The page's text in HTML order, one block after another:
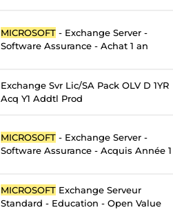
MICROSOFT - Exchange Server -
Software Assurance - Achat 1 an
Exchange Svr Lic/SA Pack OLV D 1YR
Acq Y1 Addtl Prod
MICROSOFT - Exchange Server -
Software Assurance - Acquis Année 1
MICROSOFT Exchange Serveur
Standard - Education - Open Value